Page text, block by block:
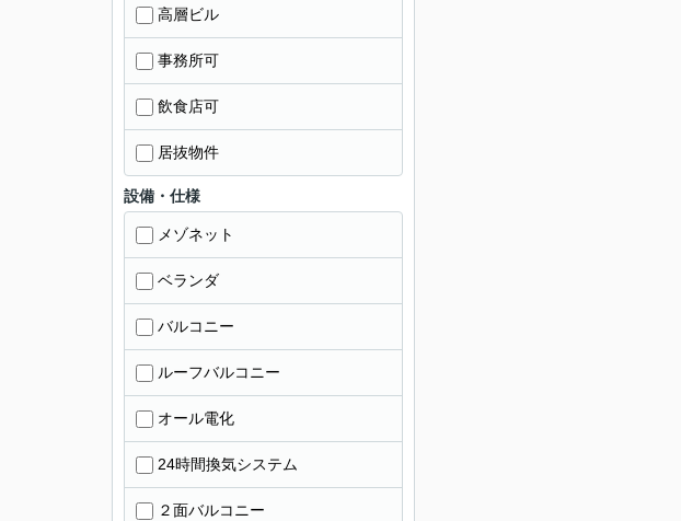
高層ビル
事務所可
飲食店可
居抜物件
設備・仕様
メゾネット
ベランダ
バルコニー
ルーフバルコニー
オール電化
24時間換気システム
２面バルコニー